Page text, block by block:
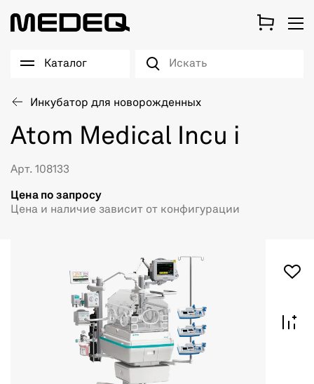
Каталог
Инкубатор для новорожденных
Atom Medical Incu i
Арт. 108133
Цена по запросу
Цена и наличие зависит от конфигурации